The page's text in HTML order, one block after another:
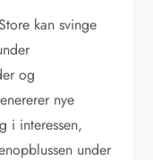
kan svinge
og
nye
i interessen,
under